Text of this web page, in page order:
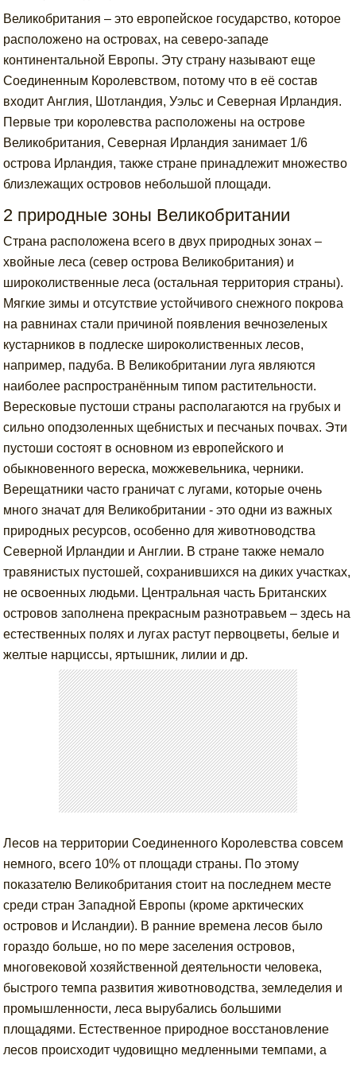
Великобритания – это европейское государство, которое
расположено на островах, на северо-западе
континентальной Европы. Эту страну называют еще
Соединенным Королевством, потому что в её состав
входит Англия, Шотландия, Уэльс и Северная Ирландия.
Первые три королевства расположены на острове
Великобритания, Северная Ирландия занимает 1/6
острова Ирландия, также стране принадлежит множество
близлежащих островов небольшой площади.
2 природные зоны Великобритании
Страна расположена всего в двух природных зонах –
хвойные леса (север острова Великобритания) и
широколиственные леса (остальная территория страны).
Мягкие зимы и отсутствие устойчивого снежного покрова
на равнинах стали причиной появления вечнозеленых
кустарников в подлеске широколиственных лесов,
например, падуба. В Великобритании луга являются
наиболее распространённым типом растительности.
Вересковые пустоши страны располагаются на грубых и
сильно оподзоленных щебнистых и песчаных почвах. Эти
пустоши состоят в основном из европейского и
обыкновенного вереска, можжевельника, черники.
Верещатники часто граничат с лугами, которые очень
много значат для Великобритании - это одни из важных
природных ресурсов, особенно для животноводства
Северной Ирландии и Англии. В стране также немало
травянистых пустошей, сохранившихся на диких участках,
не освоенных людьми. Центральная часть Британских
островов заполнена прекрасным разнотравьем – здесь на
естественных полях и лугах растут первоцветы, белые и
желтые нарциссы, яртышник, лилии и др.
Лесов на территории Соединенного Королевства совсем
немного, всего 10% от площади страны. По этому
показателю Великобритания стоит на последнем месте
среди стран Западной Европы (кроме арктических
островов и Исландии). В ранние времена лесов было
гораздо больше, но по мере заселения островов,
многовековой хозяйственной деятельности человека,
быстрого темпа развития животноводства, земледелия и
промышленности, леса вырубались большими
площадями. Естественное природное восстановление
лесов происходит чудовищно медленными темпами, а